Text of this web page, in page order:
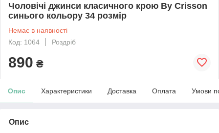
Чоловічі джинси класичного крою By Crisson
синього кольору 34 розмір
Немає в наявності
Код: 1064
Роздріб
890 ₴
Опис Характеристики Доставка Оплата Умови
Опис